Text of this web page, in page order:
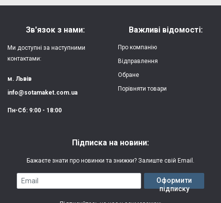
Захист:
від ударів,
Якість:
яскрава, чітка
Особливості:
(вологостійкий, гнучкий)
Гарантія: 3 місяці
Напишіть відгук або думку
Зв'язок з нами:
Ми доступні за наступними
контактами:
м. Львів
info@sotamaket.com.ua
Пн-Сб: 9:00 - 18:00
Важливі відомості:
Про компанію
Відправлення
Обране
Порівняти товари
Підписка на новини:
Бажаєте знати про новинки та знижки? Залиште свій Email.
Email
Оформити
підписку